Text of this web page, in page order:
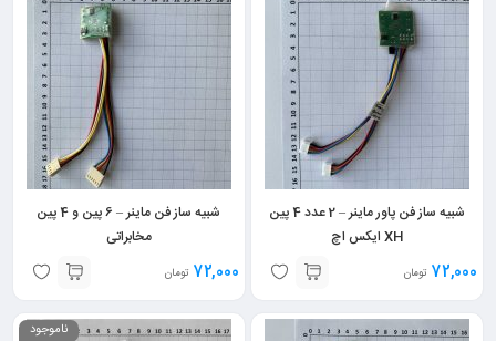
شبیه ساز فن پاور ماینر – 2 عدد 4 پین
XH ایکس اچ
72,000 تومان
شبیه ساز فن ماینر – 6 پین و 4 پین
مخابراتی
72,000 تومان
ناموجود